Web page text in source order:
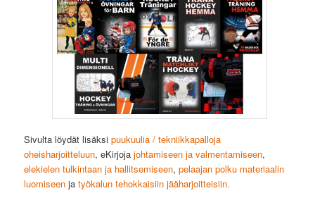
Sivulta löydät lisäksipuukuulia / tekniikkapalloja
oheisharjoitteluun, eKirjojajohtamiseen ja valmentamiseen,
elekielen tulkintaan ja hallitsemiseen,pelaajan polku materiaalin
luomiseen jatyökalun tehokkaisiin jääharjoitteisiin.